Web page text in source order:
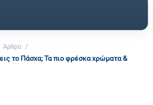
Άρθρα /
το Πάσχα; Τα πιο φρέσκα χρώματα &